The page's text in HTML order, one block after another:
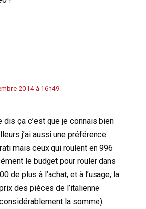
2014 à 16h49
dis ça c’est que je connais bien
j’ai aussi une préférence
mais ceux qui roulent en 996
le budget pour rouler dans
de plus à l’achat, et à l’usage, la
des pièces de l’italienne
la somme).